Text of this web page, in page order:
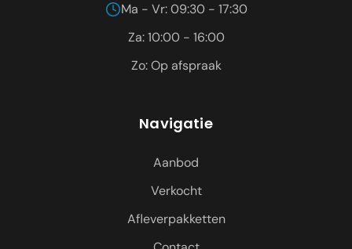
Ma - Vr: 09:30 - 17:30
Za: 10:00 - 16:00
Zo: Op afspraak
Navigatie
Aanbod
Verkocht
Afleverpakketten